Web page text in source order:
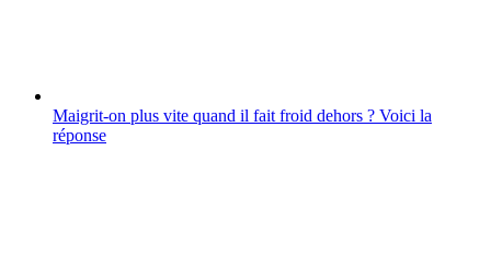
Maigrit-on plus vite quand il fait froid dehors ? Voici la
réponse